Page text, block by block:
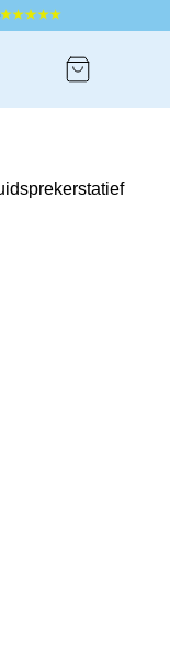
gemiddelde van 4.5/5.0